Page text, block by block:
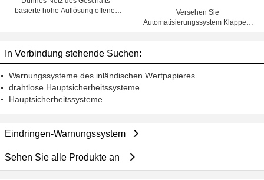
basierte hohe Auflösung offener
Versehen Sie
Automatisierungssystem Klappen-
In Verbindung stehende Suchen:
Warnungssysteme des inländischen Wertpapieres
drahtlose Hauptsicherheitssysteme
Hauptsicherheitssysteme
Eindringen-Warnungssystem
Sehen Sie alle Produkte an